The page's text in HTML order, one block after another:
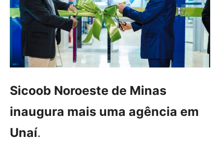
Sicoob Noroeste de Minas
inaugura mais uma agência em
Unaí.